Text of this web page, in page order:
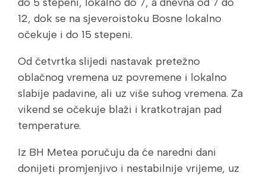
12, dok se na sjeveroistoku Bosne lokalno
očekuje i do 15 stepeni.
Od četvrtka slijedi nastavak pretežno
oblačnog vremena uz povremene i lokalno
slabije padavine, ali uz više suhog vremena. Za
vikend se očekuje blaži i kratkotrajan pad
temperature.
Iz BH Metea poručuju da će naredni dani
donijeti promjenjivo i nestabilnije vrijeme, uz